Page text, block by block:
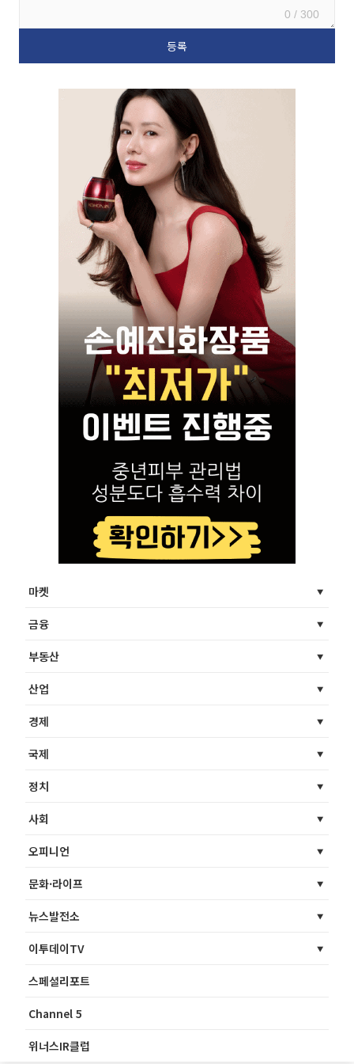
0 / 300
마켓
금융
부동산
산업
경제
국제
정치
사회
오피니언
문화·라이프
뉴스발전소
이투데이TV
스페셜리포트
Channel 5
위너스IR클럽